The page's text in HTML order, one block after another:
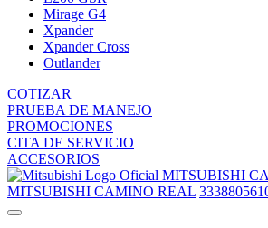
Mirage G4
Xpander
Xpander Cross
Outlander
COTIZAR
PRUEBA DE MANEJO
PROMOCIONES
CITA DE SERVICIO
ACCESORIOS
MITSUBISHI
MITSUBISHI CAMINO REAL